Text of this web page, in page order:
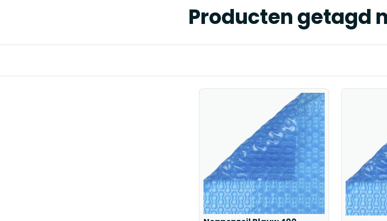
Producten getagd